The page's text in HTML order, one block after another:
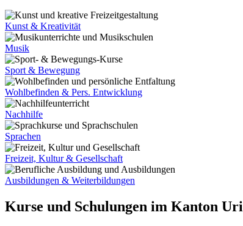
Kunst & Kreativität
Musik
Sport & Bewegung
Wohlbefinden & Pers. Entwicklung
Nachhilfe
Sprachen
Freizeit, Kultur & Gesellschaft
Ausbildungen & Weiterbildungen
Kurse und Schulungen im Kanton Uri